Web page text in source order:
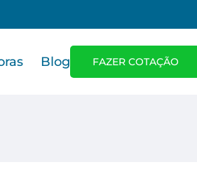
Blog FAZER COTAÇÃO